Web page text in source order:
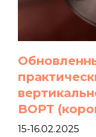
BOPT
15-16.02.2025